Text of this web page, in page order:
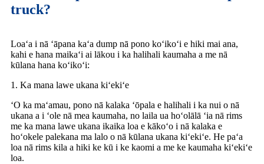
truck?
Loaʻa i nā ʻāpana kaʻa dump nā pono koʻikoʻi e hiki mai ana,
kahi e hana maikaʻi ai lākou i ka halihali kaumaha a me nā
kūlana hana koʻikoʻi:
1. Ka mana lawe ukana kiʻekiʻe
ʻO ka maʻamau, pono nā kalaka ʻōpala e halihali i ka nui o nā
ukana a i ʻole nā ​​mea kaumaha, no laila ua hoʻolālā ʻia nā rims
me ka mana lawe ukana ikaika loa e kākoʻo i nā kalaka e
hoʻokele palekana ma lalo o nā kūlana ukana kiʻekiʻe. He paʻa
loa nā rims kila a hiki ke kū i ke kaomi a me ke kaumaha kiʻekiʻe
loa.